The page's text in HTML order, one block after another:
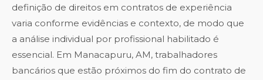
definição de direitos em contratos de experiência
varia conforme evidências e contexto, de modo que
a análise individual por profissional habilitado é
essencial. Em Manacapuru, AM, trabalhadores
bancários que estão próximos do fim do contrato de